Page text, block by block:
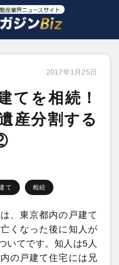
2017年1月25日
てを相続！
産分割する
て 相続
、東京都内の戸建て
くなった後に知人が
いてです。 知人は5人
の戸建て住宅には兄